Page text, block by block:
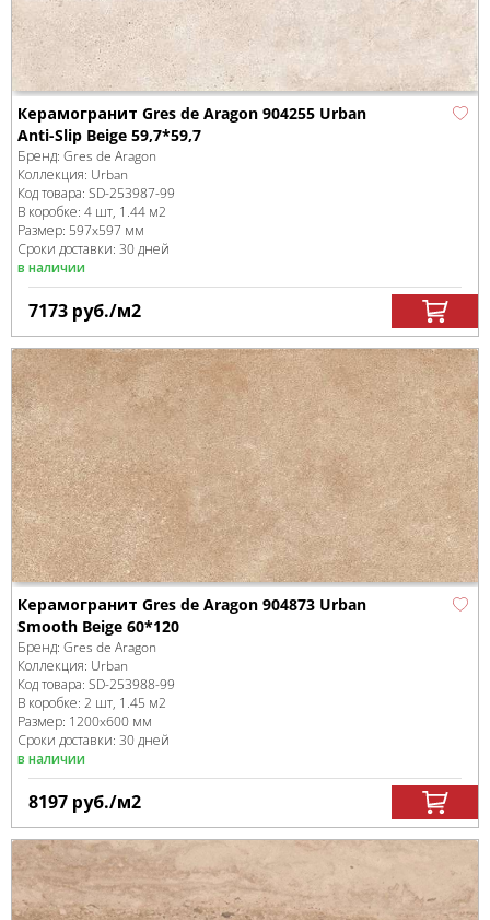
Керамогранит Gres de Aragon 904255 Urban
Anti-Slip Beige 59,7*59,7
Бренд: Gres de Aragon
Коллекция: Urban
Код товара: SD-253987-99
В коробке: 4 шт, 1.44 м2
Размер: 597x597 мм
Сроки доставки: 30 дней
в наличии
7173 руб./м2
Керамогранит Gres de Aragon 904873 Urban
Smooth Beige 60*120
Бренд: Gres de Aragon
Коллекция: Urban
Код товара: SD-253988-99
В коробке: 2 шт, 1.45 м2
Размер: 1200x600 мм
Сроки доставки: 30 дней
в наличии
8197 руб./м2